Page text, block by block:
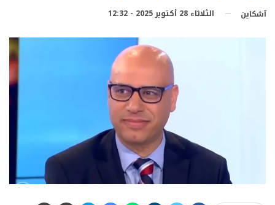
آشكاين الثلاثاء 28 أكتوبر 2025 - 12:32